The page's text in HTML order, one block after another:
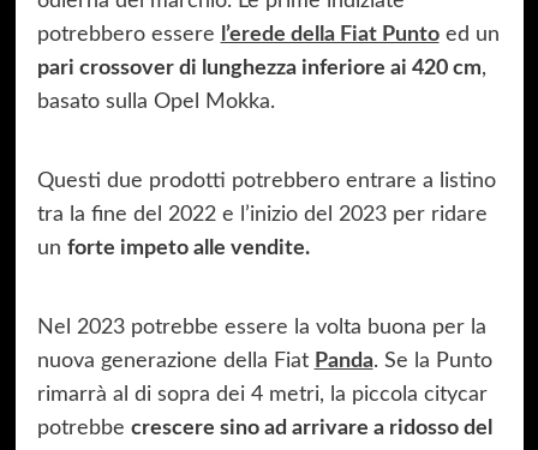
potrebbero essere
l’erede della Fiat Puntoed un
pari crossover di lunghezza inferiore ai 420 cm,
basato sulla Opel Mokka.
Questi due prodotti potrebbero entrare a listino
tra la fine del 2022 e l’inizio del 2023 per ridare
un forte impeto alle vendite.
Nel 2023 potrebbe essere la volta buona per la
nuova generazione della Fiat Panda. Se la Punto
rimarrà al di sopra dei 4 metri, la piccola citycar
potrebbe crescere sino ad arrivare a ridosso del